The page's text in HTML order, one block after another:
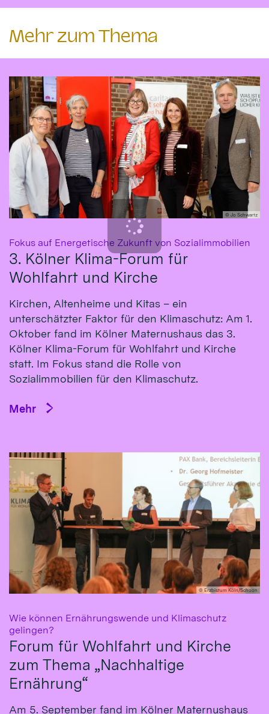
Mehr zum Thema
© Jo Schwartz
Fokus auf Energetische Zukunft von Sozialimmobilien
3. Kölner Klima-Forum für
Wohlfahrt und Kirche
Kirchen, Altenheime und Kitas – ein
unterschätzter Faktor für den Klimaschutz: Am 1.
Oktober fand im Kölner Maternushaus das 3.
Kölner Klima-Forum für Wohlfahrt und Kirche
statt. Im Fokus stand die Rolle von
Sozialimmobilien für den Klimaschutz.
Mehr
© Erzbistum Köln/Schoon
Wie können Ernährungswende und Klimaschutz
gelingen?
Forum für Wohlfahrt und Kirche
zum Thema „Nachhaltige
Ernährung“
Am 5. September fand im Kölner Maternushaus